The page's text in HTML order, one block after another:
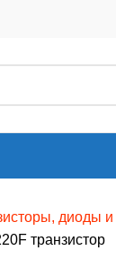
диоды и
транзистор